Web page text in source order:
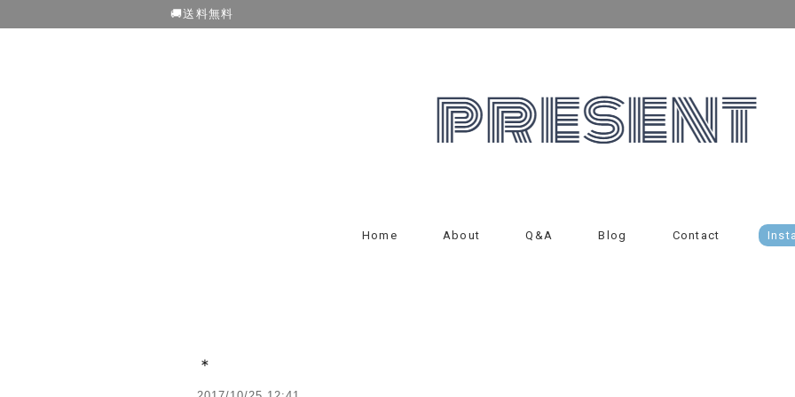
🚚送料無料
Home About Q&A Blog Contact
＊